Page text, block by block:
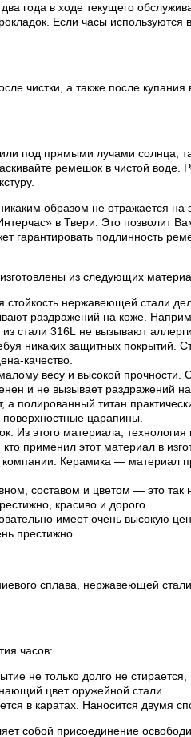
года в ходе текущего
Если часы
чистки, а также после
под прямыми лучами солнца,
ремешок в чистой воде.
образом не отражается на
в Твери. Это позволит
подлинность
из следующих
нержавеющей стали
раздражений на коже.
стали 316L не вызывают
никаких защитных покрытий.
качество.
весу и высокой прочности.
и не вызывает раздражений
полированный титан
царапины.
этого материала, технология
применил этот материал в
Керамика — материал
составом и цветом — это так
красиво и дорого.
имеет очень высокую
престижно.
сплава, нержавеющей
часов:
не только долго не
цвет оружейной стали.
в каратах. Наносится двумя
собой присоединение